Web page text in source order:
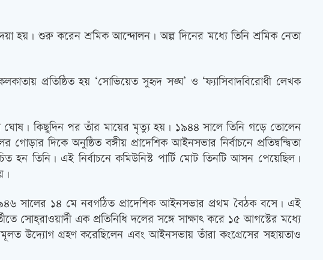
হয়। শুরু করেন শ্রমিক আন্দোলন। অল্প দিনের মধ্যে তিনি শ্রমিক নেতা
প্রতিষ্ঠিত হয় ‘সোভিয়েত সুহৃদ সঙ্ঘ’ ও ‘ফ্যাসিবাদবিরোধী লেখক
ঘোষ। কিছুদিন পর তাঁর মায়ের মৃত্যু হয়। ১৯৪৪ সালে তিনি গড়ে তোলেন
দিকে অনুষ্ঠিত বঙ্গীয় প্রাদেশিক আইনসভার নির্বাচনে প্রতিদ্বন্দ্বিতা
হন তিনি। এই নির্বাচনে কমিউনিস্ট পার্টি মোট তিনটি আসন পেয়েছিল।
সালের ১৪ মে নবগঠিত প্রাদেশিক আইনসভার প্রথম বৈঠক বসে। এই
সোহ্‌রাওয়ার্দী এক প্রতিনিধি দলের সঙ্গে সাক্ষাৎ করে ১৫ আগস্টের মধ্যে
মূলত উদ্যোগ গ্রহণ করেছিলেন এবং আইনসভায় তাঁরা কংগ্রেসের সহায়তাও